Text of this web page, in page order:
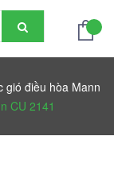
gió điều hòa Mann
CU 2141